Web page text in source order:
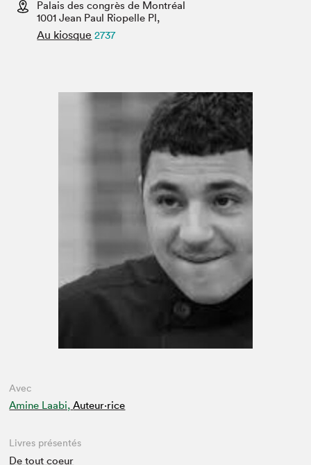
Espace médias
Palais des congrès de Montréal
1001 Jean Paul Riopelle Pl,
Au kiosque 2737
Avec
Amine Laabi, Auteur·rice
Livres présentés
De tout coeur